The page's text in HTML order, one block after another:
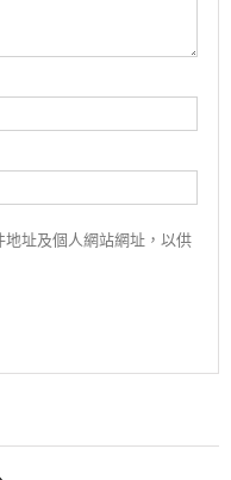
址及個人網站網址，以供